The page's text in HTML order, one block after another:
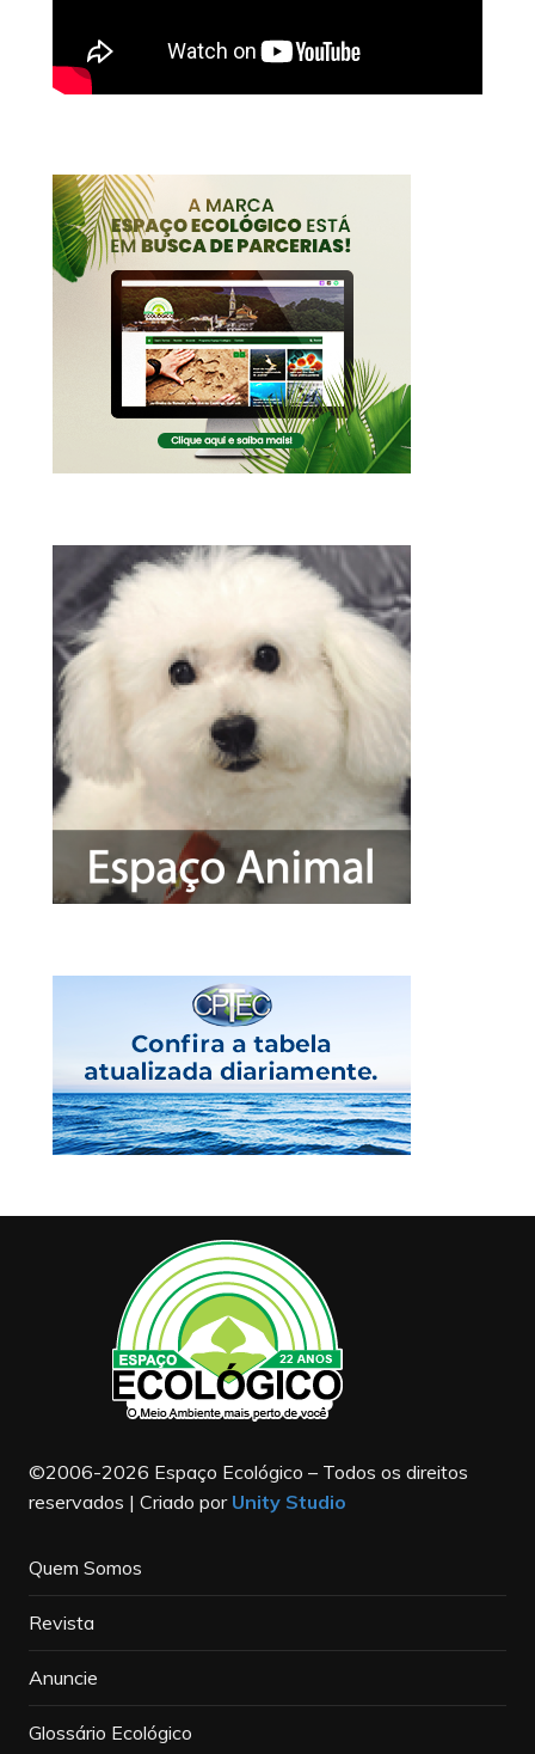
©2006-2026 Espaço Ecológico – Todos os direitos
reservados | Criado por Unity Studio
Quem Somos
Revista
Anuncie
Glossário Ecológico